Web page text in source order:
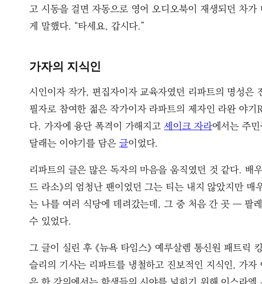
고 시동을 걸면 자동으로 영어 오디오북이 재생되던 차
게 말했다. “타세요, 갑시다.”
가자의 지식인
시인이자 작가, 편집자이자 교육자였던 리파트의 명성
필자로 참여한 젊은 작가이자 라파트의 제자인 라완 야
다. 가자에 융단 폭격이 가해지고셰이크 자라에서는 주
달래는 이야기를 담은글이었다.
리파트의 글은 많은 독자의 마음을 움직였던 것 같다. 배
드 라소》의 엄청난 팬이었던 그는 티는 내지 않았지만
는 나를 여러 식당에 데려갔는데, 그 중 처음 간 곳 ― 팔
수 있었다.
그 글이 실린 후 《뉴욕 타임스》 예루살렘 통신원 패트
슬리의 기사는 리파트를 냉철하고 진보적인 지식인, 가